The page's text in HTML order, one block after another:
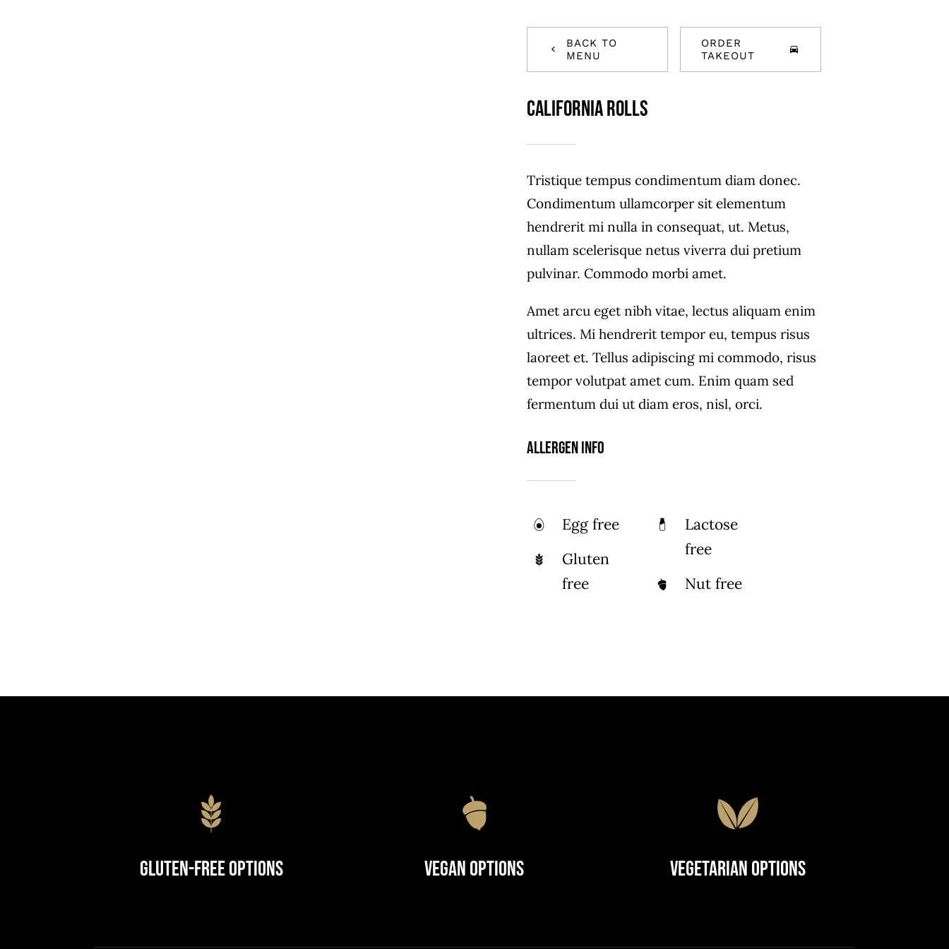
BACK TO
MENU
ORDER
TAKEOUT
California Rolls
Tristique tempus condimentum diam donec.
Condimentum ullamcorper sit elementum
hendrerit mi nulla in consequat, ut. Metus,
nullam scelerisque netus viverra dui pretium
pulvinar. Commodo morbi amet.
Amet arcu eget nibh vitae, lectus aliquam enim
ultrices. Mi hendrerit tempor eu, tempus risus
laoreet et. Tellus adipiscing mi commodo, risus
tempor volutpat amet cum. Enim quam sed
fermentum dui ut diam eros, nisl, orci.
Allergen Info
Egg free
Gluten
free
Lactose
free
Nut free
Gluten-Free Options Vegan Options Vegetarian Options